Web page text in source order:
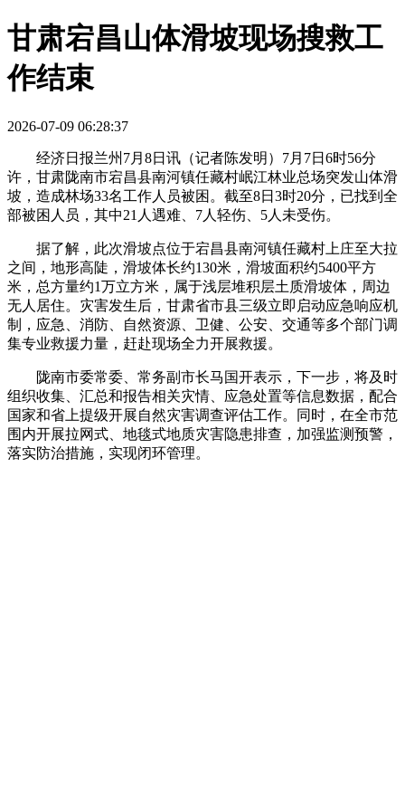
甘肃宕昌山体滑坡现场搜救工
作结束
2026-07-09 06:28:37
经济日报兰州7月8日讯（记者陈发明）7月7日6时56分
许，甘肃陇南市宕昌县南河镇任藏村岷江林业总场突发山体滑
坡，造成林场33名工作人员被困。截至8日3时20分，已找到全
部被困人员，其中21人遇难、7人轻伤、5人未受伤。
据了解，此次滑坡点位于宕昌县南河镇任藏村上庄至大拉
之间，地形高陡，滑坡体长约130米，滑坡面积约5400平方
米，总方量约1万立方米，属于浅层堆积层土质滑坡体，周边
无人居住。灾害发生后，甘肃省市县三级立即启动应急响应机
制，应急、消防、自然资源、卫健、公安、交通等多个部门调
集专业救援力量，赶赴现场全力开展救援。
陇南市委常委、常务副市长马国开表示，下一步，将及时
组织收集、汇总和报告相关灾情、应急处置等信息数据，配合
国家和省上提级开展自然灾害调查评估工作。同时，在全市范
围内开展拉网式、地毯式地质灾害隐患排查，加强监测预警，
落实防治措施，实现闭环管理。